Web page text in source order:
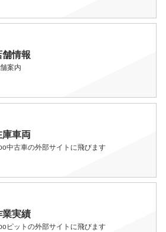
舗情報
案内
庫車両
中古車の外部サイトに飛びます
業実績
ピットの外部サイトに飛びます